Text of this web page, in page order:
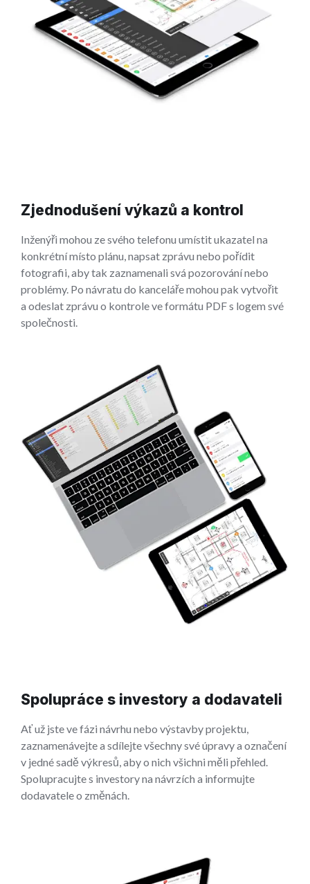
Zjednodušení výkazů a kontrol
Inženýři mohou ze svého telefonu umístit ukazatel na
konkrétní místo plánu, napsat zprávu nebo pořídit
fotografii, aby tak zaznamenali svá pozorování nebo
problémy. Po návratu do kanceláře mohou pak vytvořit
a odeslat zprávu o kontrole ve formátu PDF s logem své
společnosti.
Spolupráce s investory a dodavateli
Ať už jste ve fázi návrhu nebo výstavby projektu,
zaznamenávejte a sdílejte všechny své úpravy a označení
v jedné sadě výkresů, aby o nich všichni měli přehled.
Spolupracujte s investory na návrzích a informujte
dodavatele o změnách.